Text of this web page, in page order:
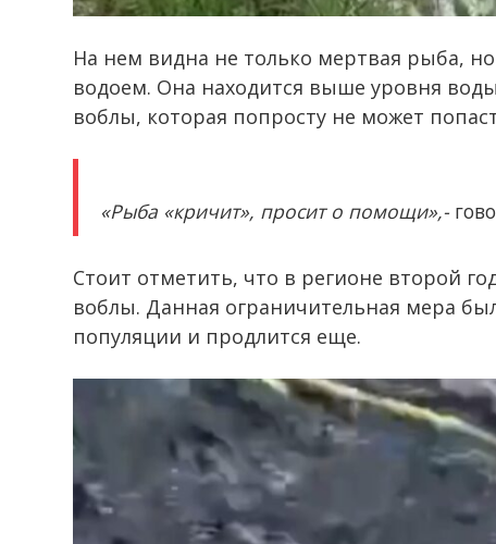
На нем видна не только мертвая рыба,
водоем. Она находится выше уровня
воблы, которая попросту не может
«Рыба «кричит», просит о помощи»,-
Стоит отметить, что в регионе второй
воблы. Данная ограничительная мера
популяции и продлится еще.